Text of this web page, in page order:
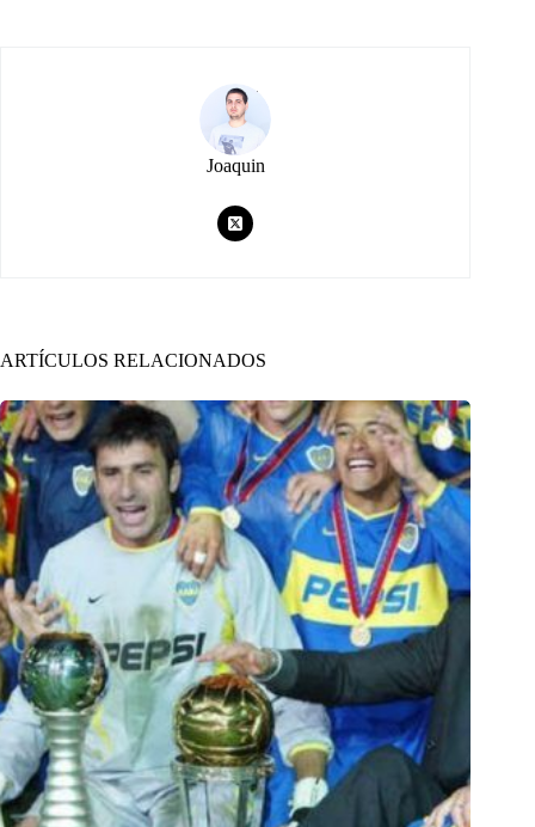
Joaquin
ARTÍCULOS RELACIONADOS